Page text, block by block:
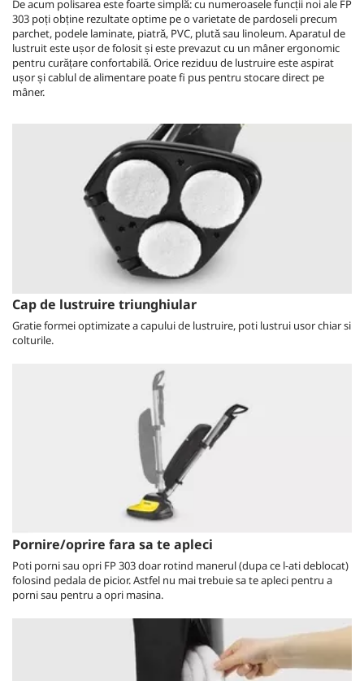
De acum polisarea este foarte simplă: cu numeroasele funcții noi ale FP
303 poți obține rezultate optime pe o varietate de pardoseli precum
parchet, podele laminate, piatră, PVC, plută sau linoleum. Aparatul de
lustruit este ușor de folosit și este prevazut cu un mâner ergonomic
pentru curățare confortabilă. Orice reziduu de lustruire este aspirat
ușor și cablul de alimentare poate fi pus pentru stocare direct pe
mâner.
Cap de lustruire triunghiular
Gratie formei optimizate a capului de lustruire, poti lustrui usor chiar si
colturile.
Pornire/oprire fara sa te apleci
Poti porni sau opri FP 303 doar rotind manerul (dupa ce l-ati deblocat)
folosind pedala de picior. Astfel nu mai trebuie sa te apleci pentru a
porni sau pentru a opri masina.